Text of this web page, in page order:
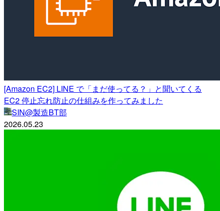
[Amazon EC2] LINE で「まだ使ってる？」と聞いてくる
EC2 停止忘れ防止の仕組みを作ってみました
SIN@製造BT部
2026.05.23